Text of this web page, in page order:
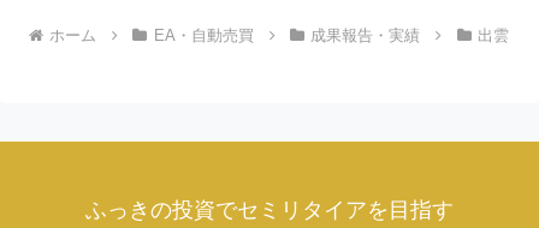
ホーム EA・自動売買 成果報告・実績 出雲
ふっきの投資でセミリタイアを目指す